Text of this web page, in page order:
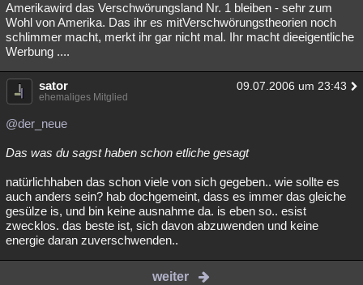
Amerikawird das Verschwörungsland Nr. 1 bleiben - sehr zum
Wohl von Amerika. Das ihr es mitVerschwörungstheorien noch
schlimmer macht, merkt ihr gar nicht mal. Ihr macht dieeigentliche
Werbung ....
sator 09.07.2006 um 23:43
ehemaliges Mitglied
@der_neue
Das was du sagst haben schon etliche gesagt
natürlichhaben das schon viele von sich gegeben.. wie sollte es
auch anders sein? hab dochgemeint, dass es immer das gleiche
gesülze is, und bin keine ausnahme da. is eben so.. esist
zwecklos. das beste ist, sich davon abzuwenden und keine
energie daran zuverschwenden..
weiter